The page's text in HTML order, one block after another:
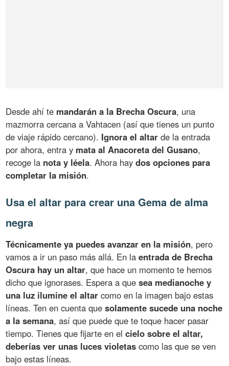
Desde ahí te mandarán a la Brecha Oscura, una
mazmorra cercana a Vahtacen (así que tienes un punto
de viaje rápido cercano). Ignora el altar de la entrada
por ahora, entra y mata al Anacoreta del Gusano,
recoge la nota y léela. Ahora haydos opciones para
completar la misión.
Usa el altar para crear una Gema de alma
negra
Técnicamente ya puedes avanzar en la misión, pero
vamos a ir un paso más allá. En laentrada de Brecha
Oscura hay un altar, que hace un momento te hemos
dicho que ignorases. Espera a quesea medianoche y
una luz ilumine el altar como en la imagen bajo estas
líneas. Ten en cuenta quesolamente sucede una noche
a la semana, así que puede que te toque hacer pasar
tiempo. Tienes que fijarte en elcielo sobre el altar,
deberías ver unas luces violetas como las que se ven
bajo estas líneas.